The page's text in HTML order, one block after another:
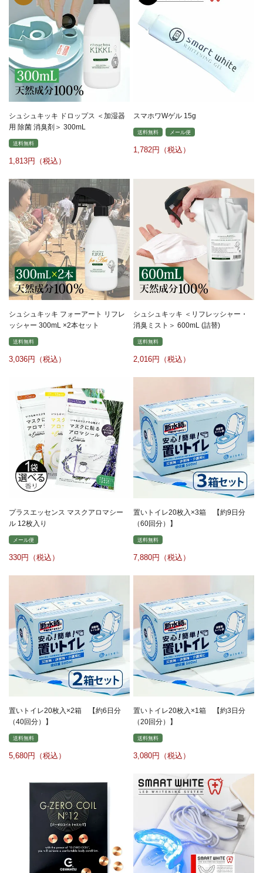
シュシュキッキ ドロップス ＜加湿器
用 除菌 消臭剤＞ 300mL
送料無料
1,813
スマホワWゲル 15g
送料無料 メール便
1,782
シュシュキッキ フォーアート リフレ
ッシャー 300mL ×2本セット
送料無料
3,036
シュシュキッキ ＜リフレッシャー・
消臭ミスト＞ 600mL (詰替)
送料無料
2,016
プラスエッセンス マスクアロマシー
ル 12枚入り
メール便
330
置いトイレ20枚入×3箱 【約9日分
（60回分）】
送料無料
7,880
置いトイレ20枚入×2箱 【約6日分
（40回分）】
送料無料
5,680
置いトイレ20枚入×1箱 【約3日分
（20回分）】
送料無料
3,080